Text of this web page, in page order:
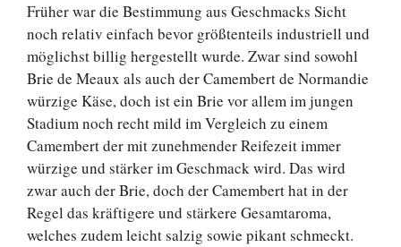
Früher war die Bestimmung aus Geschmacks Sicht
noch relativ einfach bevor größtenteils industriell und
möglichst billig hergestellt wurde. Zwar sind sowohl
Brie de Meaux als auch der Camembert de Normandie
würzige Käse, doch ist ein Brie vor allem im jungen
Stadium noch recht mild im Vergleich zu einem
Camembert der mit zunehmender Reifezeit immer
würzige und stärker im Geschmack wird. Das wird
zwar auch der Brie, doch der Camembert hat in der
Regel das kräftigere und stärkere Gesamtaroma,
welches zudem leicht salzig sowie pikant schmeckt.